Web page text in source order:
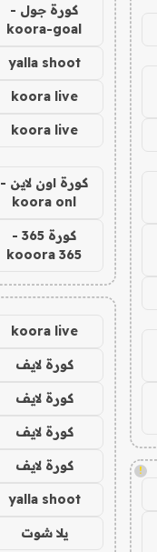
!
كورة جول -
koora-goal
yalla shoot
koora live
koora live
كورة اون لاين -
koora onl
كورة 365 -
kooora 365
koora live
كورة لايف
كورة لايف
كورة لايف
كورة لايف
yalla shoot
يلا شوت